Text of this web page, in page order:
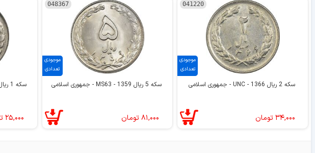
موجودی
تعدادی
041220
سکه 2 ریال 1366 - UNC - جمهوری اسلامی
۳۴,۰۰۰تومان
موجودی
تعدادی
048367
سکه 5 ریال 1359 - MS63 - جمهوری اسلامی
۸۱,۰۰۰ تومان
سکه 1 ریال 1362 - MS63 - جمهوری اسلامی
۲۵,۰۰۰